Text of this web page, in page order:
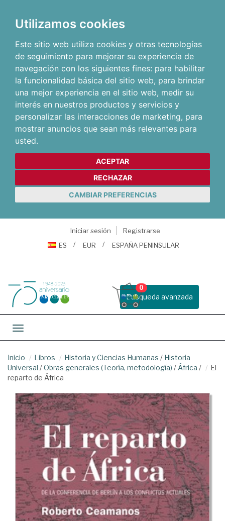
Utilizamos cookies
Este sitio web utiliza cookies y otras tecnologías
de seguimiento para mejorar su experiencia de
navegación con los siguientes fines: para habilitar
la funcionalidad básica del sitio web, para brindar
una mejor experiencia en el sitio web, medir su
interés en nuestros productos y servicios y
personalizar las interacciones de marketing, para
mostrar anuncios que sean más relevantes para
usted.
ACEPTAR
RECHAZAR
CAMBIAR PREFERENCIAS
Iniciar sesión
Registrarse
ES
EUR ESPAÑA PENINSULAR
Busqueda avanzada
0
Toggle navigation
Inicio Libros Historia y Ciencias Humanas / Historia
Universal /Obras generales (Teoría, metodología) / África /
El
reparto de África